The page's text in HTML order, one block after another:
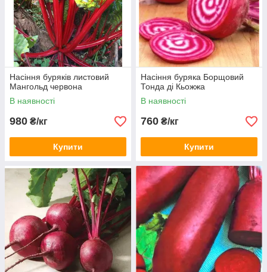
Насіння буряків листовий
Мангольд червона
В наявності
980 ₴/кг
Купити
Насіння буряка Борщовий
Тонда ді Кьожжа
В наявності
760 ₴/кг
Купити